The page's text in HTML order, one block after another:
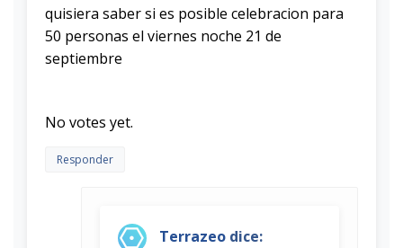
quisiera saber si es posible celebracion para
50 personas el viernes noche 21 de
septiembre
No votes yet.
Responder
Terrazeo dice: